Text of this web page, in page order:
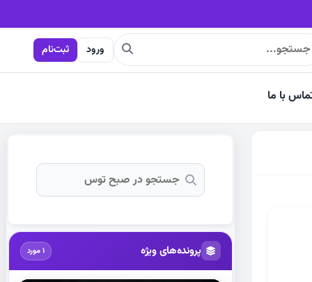
ورود ثبت‌نام
با ما
پرونده‌های ویژه 1 مورد